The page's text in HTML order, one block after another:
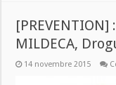
MILDECA,
14 novembre 2015